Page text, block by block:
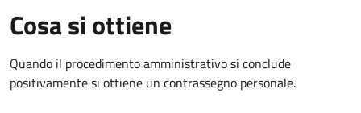
Cosa si ottiene
Quando il procedimento amministrativo si conclude
positivamente si ottiene un contrassegno personale.